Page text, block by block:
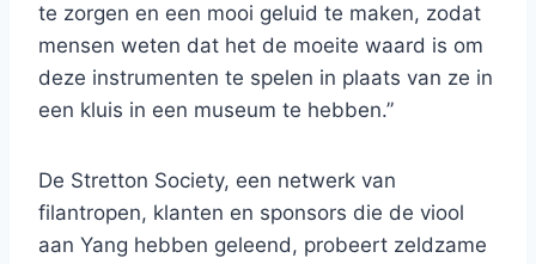
te zorgen en een mooi geluid te maken, zodat
mensen weten dat het de moeite waard is om
deze instrumenten te spelen in plaats van ze in
een kluis in een museum te hebben.”
De Stretton Society, een netwerk van
filantropen, klanten en sponsors die de viool
aan Yang hebben geleend, probeert zeldzame